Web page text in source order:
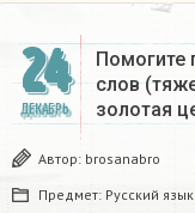
24
ДЕКАБРЬ
Помогите
слов
золотая
Автор: brosanabro
Предмет: Русский язык